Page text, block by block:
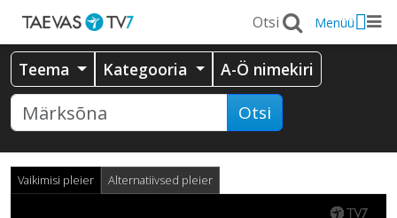
Menüü
Teema Kategooria A-Ö nimekiri
Otsi
Vaikimisi pleier Alternatiivsed pleier